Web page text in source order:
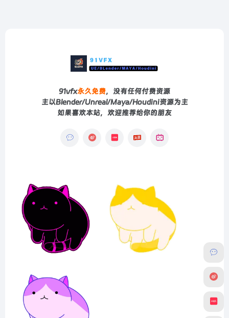
91vfx永久免费，没有任何付费资源
主以Blender/Unreal/Maya/Houdini资源为主
如果喜欢本站，欢迎推荐给你的朋友